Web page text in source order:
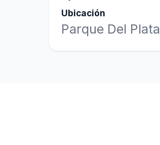
Ubicación
Parque Del Plata